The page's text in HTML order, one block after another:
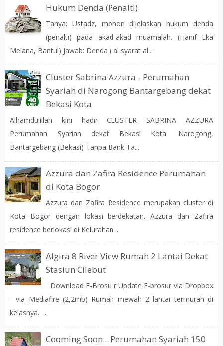
Hukum Denda (Penalti)
Tanya: Ustadz, mohon dijelaskan hukum denda
(penalti) pada akad-akad muamalah. (Hanif Eka
Meiana, Bantul) Jawab: Denda ( al syarat al...
Cluster Sabrina Azzura - Perumahan
Syariah di Narogong Bantargebang dekat
Bekasi Kota
Alhamdulillah kini hadir CLUSTER SABRINA AZZURA
Perumahan Syariah dekat Bekasi Kota. Narogong,
Bantargebang (Bekasi) Tanpa Bank Ta...
Azzura dan Zafira Residence Perumahan
di Kota Bogor
Azzura dan Zafira Residence merupakan cluster di
Kota Bogor dengan lokasi berdekatan. Azzura dan Zafira
residence berlokasi di Kelurahan ...
Algira 8 River View Rumah 2 Lantai Dekat
Stasiun Cilebut
Download E-Brosu r Update E-brosur via Dropbox
- via Mediafire (2,2mb) Rumah mewah 2 lantai termurah di
kelasnya. ...
Cooming Soon... Perumahan Syariah 150